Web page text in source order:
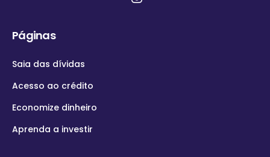
Páginas
Saia das dívidas
Acesso ao crédito
Economize dinheiro
Aprenda a investir